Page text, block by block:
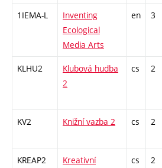
1IEMA-L
Inventing
Ecological
Media Arts
en 3
KLHU2
Klubová hudba
2
cs 2
KV2 Knižní vazba 2 cs 2
KREAP2
Kreativní
cs 2